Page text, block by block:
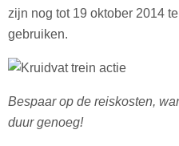
zijn nog tot 19 oktober 2014
gebruiken.
Bespaar op de reiskosten,
duur genoeg!